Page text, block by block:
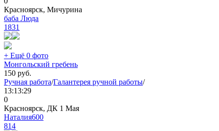
Красноярск, Мичурина
баба Люда
1831
+ Ещё 0 фото
Монгольский гребень
150 руб.
Ручная работа/Галантерея ручной работы/
13:13:29
0
Красноярск, ДК 1 Мая
Наталия600
814